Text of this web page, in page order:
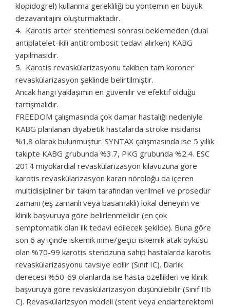
klopidogrel) kullanma gerekliliği bu yöntemin en büyük
dezavantajını oluşturmaktadır.
4. Karotis arter stentlemesi sonrası beklemeden (dual
antiplatelet-ikili antitrombosit tedavi alırken) KABG
yapılmasıdır.
5. Karotis revaskülarizasyonu takiben tam koroner
revaskülarizasyon şeklinde belirtilmiştir.
Ancak hangi yaklaşımın en güvenilir ve efektif olduğu
tartışmalıdır.
FREEDOM çalışmasında çok damar hastalığı nedeniyle
KABG planlanan diyabetik hastalarda stroke insidansı
%1.8 olarak bulunmuştur. SYNTAX çalışmasında ise 5 yıllık
takipte KABG grubunda %3.7, PKG grubunda %2.4. ESC
2014 miyokardial revaskülarizasyon kılavuzuna göre
karotis revaskülarizasyon kararı nöroloğu da içeren
multidisipliner bir takım tarafından verilmeli ve prosedür
zamanı (eş zamanlı veya basamaklı) lokal deneyim ve
klinik başvuruya göre belirlenmelidir (en çok
semptomatik olan ilk tedavi edilecek şekilde). Buna göre
son 6 ay içinde iskemik inme/geçici iskemik atak öyküsü
olan %70-99 karotis stenozuna sahip hastalarda karotis
revaskülarizasyonu tavsiye edilir (Sınıf IC). Darlık
derecesi %50-69 olanlarda ise hasta özellikleri ve klinik
başvuruya göre revaskülarizasyon düşünülebilir (Sınıf IIb
C). Revaskülarizsyon modeli (stent veya endarterektomi